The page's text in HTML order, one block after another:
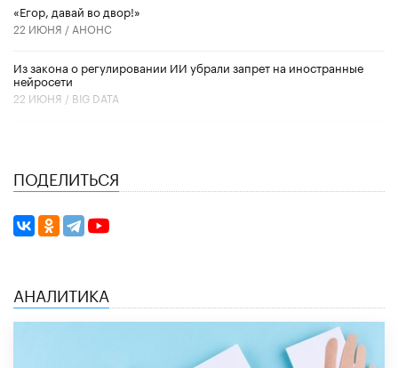
«Егор, давай во двор!»
22 ИЮНЯ / АНОНС
Из закона о регулировании ИИ убрали запрет на иностранные
нейросети
22 ИЮНЯ / BIG DATA
ПОДЕЛИТЬСЯ
АНАЛИТИКА